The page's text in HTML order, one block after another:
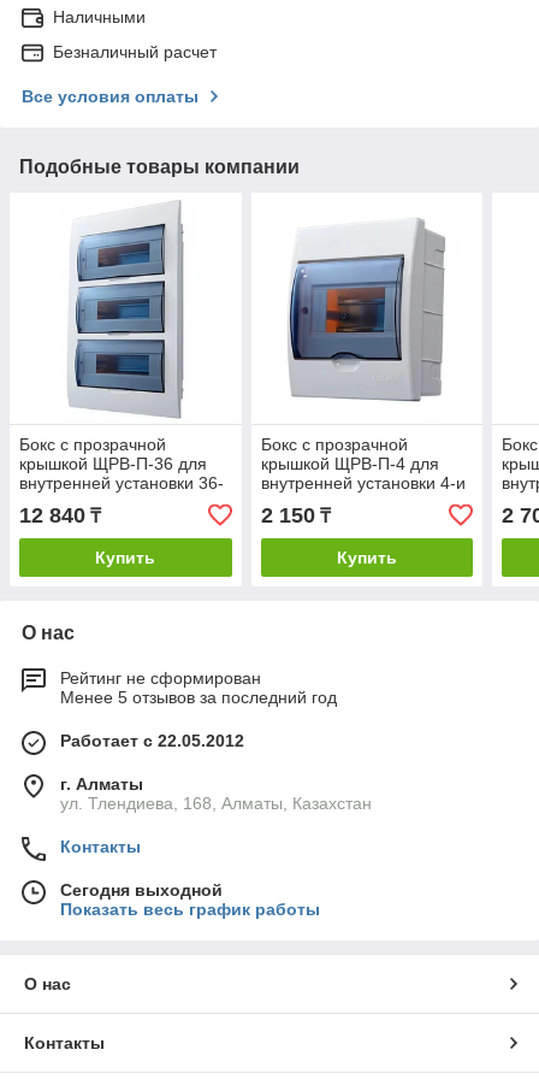
Наличными
Безналичный расчет
Все условия оплаты
Подобные товары компании
Бокс с прозрачной
крышкой ЩРВ-П-36 для
внутренней установки 36-
и модульных устройств
12 840 ₸
Купить
Бокс с прозрачной
крышкой ЩРВ-П-4 для
внутренней установки 4-и
модульных устройств
2 150₸
Купить
2
О нас
Рейтинг не сформирован
Менее 5 отзывов за последний год
Работает с 22.05.2012
г. Алматы
ул. Тлендиева, 168, Алматы, Казахстан
Контакты
Сегодня выходной
Показать весь график работы
О нас
Контакты